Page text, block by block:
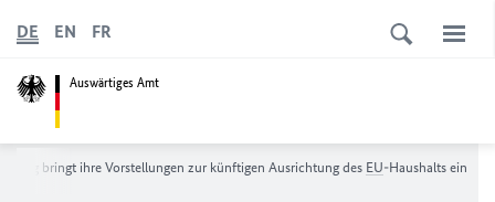
Auswärtiges Amt
DE EN FR
bringt ihre Vorstellungen zur künftigen Ausrichtung des EU-Haushalts ein